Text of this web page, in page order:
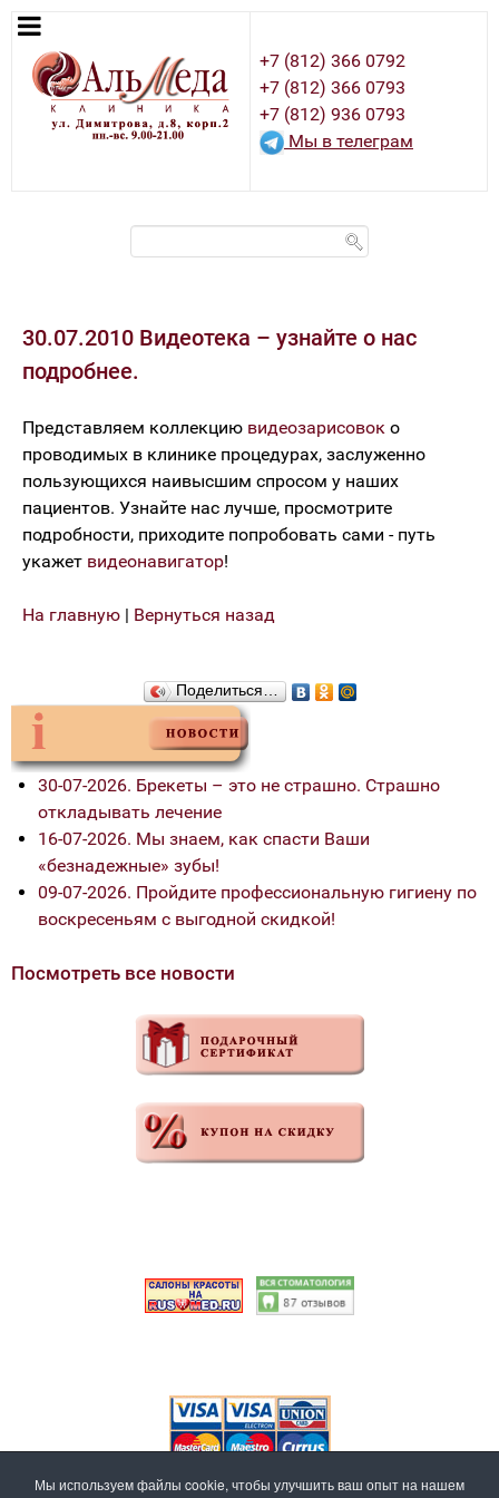
+7 (812) 366 0792
+7 (812) 366 0793
+7 (812) 936 0793
Мы в телеграм
30.07.2010 Видеотека – узнайте о нас
подробнее.
Представляем коллекцию видеозарисовок о
проводимых в клинике процедурах, заслуженно
пользующихся наивысшим спросом у наших
пациентов. Узнайте нас лучше, просмотрите
подробности, приходите попробовать сами - путь
укажет видеонавигатор!
На главную | Вернуться назад
Поделиться…
30-07-2026. Брекеты – это не страшно. Страшно
откладывать лечение
16-07-2026. Мы знаем, как спасти Ваши
«безнадежные» зубы!
09-07-2026. Пройдите профессиональную гигиену по
воскресеньям с выгодной скидкой!
Посмотреть все новости
Мы используем файлы cookie, чтобы улучшить ваш опыт на нашем